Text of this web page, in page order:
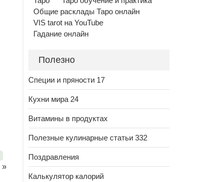
»
Общие расклады Таро онлайн
VIS tarot на YouTube
Гадание онлайн
Полезно
Специи и пряности 17
Кухни мира 24
Витамины в продуктах
Полезные кулинарные статьи 332
Поздравления
Калькулятор калорий